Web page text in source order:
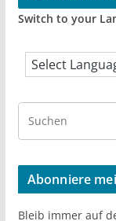
Switch to your
r
h
Abonniere
Bleib immer auf